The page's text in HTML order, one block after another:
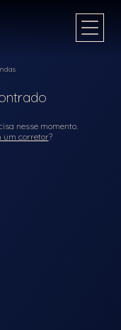
nesse momento.
um corretor?